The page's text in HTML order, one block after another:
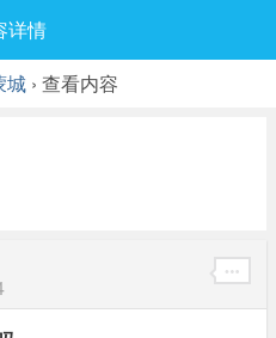
最新发表
详情
城 › 查看内容